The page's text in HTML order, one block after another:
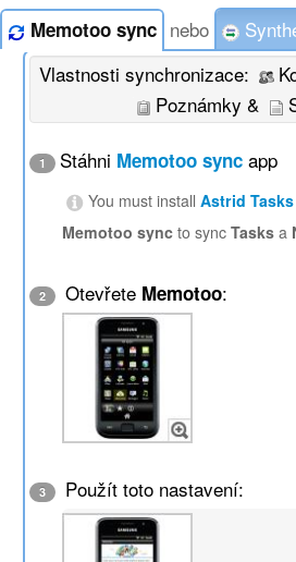
Memotoo sync nebo
Vlastnosti synchronizace:
Poznámky &
1 Stáhni Memotoo sync app
You must installAstrid
Memotoo sync to syncTasks a
2 Otevřete Memotoo:
3 Použít toto nastavení: